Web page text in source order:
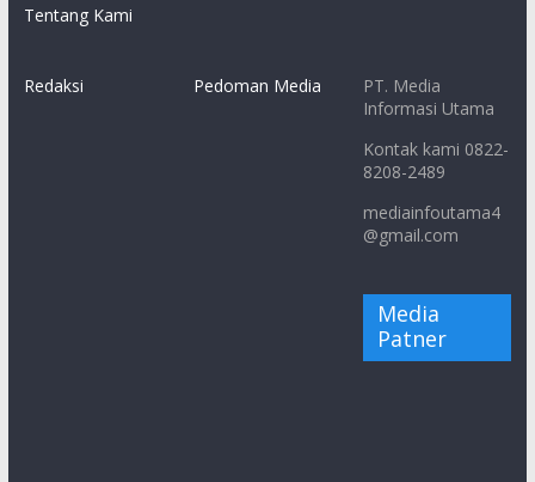
Tentang Kami
Redaksi Pedoman Media
PT. Media
Informasi Utama
Kontak kami 0822-
8208-2489
mediainfoutama4
@gmail.com
Media
Patner